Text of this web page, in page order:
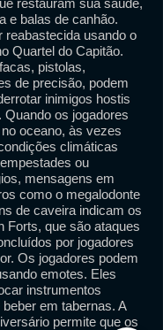
restauram sua saúde,
e balas de canhão.
reabastecida usando o
Quartel do Capitão.
pistolas,
de precisão, podem
inimigos hostis
os jogadores
oceano, às vezes
climáticas
ou
mensagens em
como o megalodonte
de caveira indicam os
Forts, que são ataques
por jogadores
Os jogadores podem
emotes. Eles
instrumentos
em tabernas. A
permite que os